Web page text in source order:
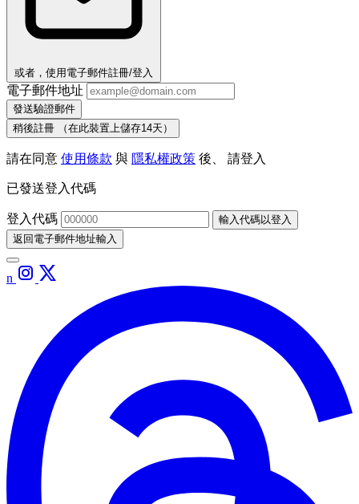
或者，使用電子郵件註冊/登入
電子郵件地址
發送驗證郵件
稍後註冊
（在此裝置上儲存14天）
請在同意 使用條款 與 隱私權政策 後、 請登入
已發送登入代碼
登入代碼
輸入代碼以登入
返回電子郵件地址輸入
n